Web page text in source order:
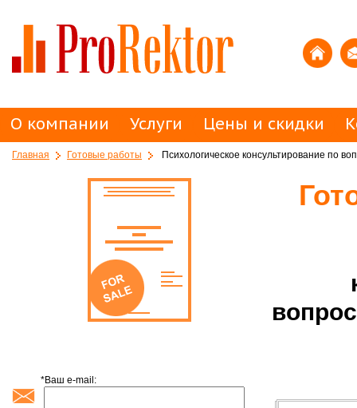
О компании Услуги Цены и скидки
Главная Готовые работы Психологическое консультирование по
*Ваш e-mail: